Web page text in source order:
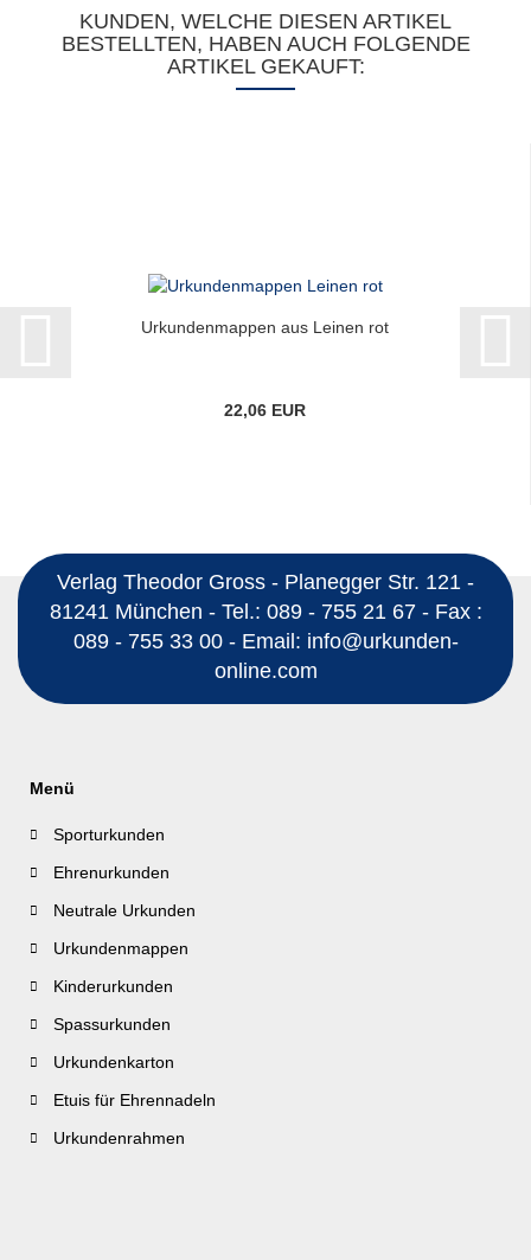
KUNDEN, WELCHE DIESEN ARTIKEL
BESTELLTEN, HABEN AUCH FOLGENDE
ARTIKEL GEKAUFT:
Urkundenmappen aus Leinen rot
22,06 EUR
Verlag Theodor Gross - Planegger Str. 121 -
81241 München - Tel.: 089 - 755 21 67 - Fax :
089 - 755 33 00 - Email: info@urkunden-
online.com
Menü
Sporturkunden
Ehrenurkunden
Neutrale Urkunden
Urkundenmappen
Kinderurkunden
Spassurkunden
Urkundenkarton
Etuis für Ehrennadeln
Urkundenrahmen